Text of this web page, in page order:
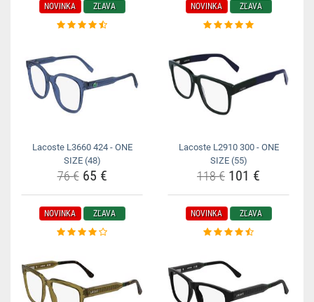
NOVINKA ZĽAVA
Lacoste L3660 424 - ONE
SIZE (48)
76 €65 €
NOVINKA ZĽAVA
Lacoste L2910 300 - ONE
SIZE (55)
118 € 101 €
NOVINKA ZĽAVA NOVINKA ZĽAVA